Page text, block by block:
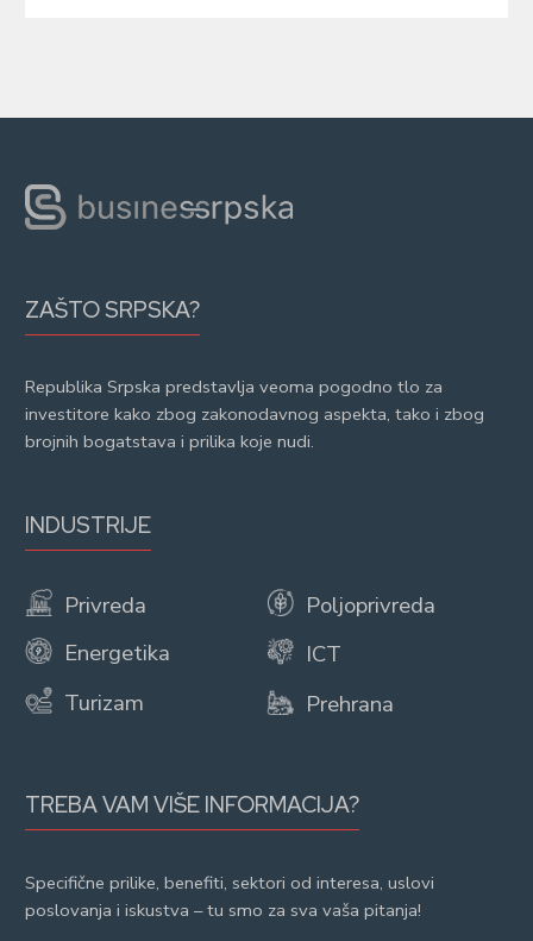
ZAŠTO SRPSKA?
Republika Srpska predstavlja veoma pogodno tlo za
investitore kako zbog zakonodavnog aspekta, tako i zbog
brojnih bogatstava i prilika koje nudi.
INDUSTRIJE
Privreda
Energetika
Turizam
Poljoprivreda
ICT
Prehrana
TREBA VAM VIŠE INFORMACIJA?
Specifične prilike, benefiti, sektori od interesa, uslovi
poslovanja i iskustva – tu smo za sva vaša pitanja!